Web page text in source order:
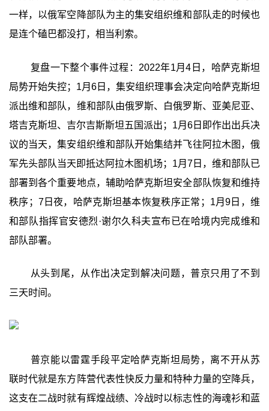
一样，以俄军空降部队为主的集安组织维和部队走的时候也
是连个磕巴都没打，相当利索。
复盘一下整个事件过程：2022年1月4日，哈萨克斯坦
局势开始失控；1月6日，集安组织理事会决定向哈萨克斯坦
派出维和部队，维和部队由俄罗斯、白俄罗斯、亚美尼亚、
塔吉克斯坦、吉尔吉斯斯坦五国派出；1月6日即作出出兵决
议的当天，集安组织维和部队开始集结并飞往阿拉木图，俄
军先头部队当天即抵达阿拉木图机场；1月7日，维和部队已
部署到各个重要地点，辅助哈萨克斯坦安全部队恢复和维持
秩序；7日夜，哈萨克斯坦基本恢复秩序正常；1月9日，维
和部队指挥官安德烈·谢尔久科夫宣布已在哈境内完成维和
部队部署。
从头到尾，从作出决定到解决问题，普京只用了不到
三天时间。
普京能以雷霆手段平定哈萨克斯坦局势，离不开从苏
联时代就是东方阵营代表性快反力量和特种力量的空降兵，
这支在二战时就有辉煌战绩、冷战时以标志性的海魂衫和蓝